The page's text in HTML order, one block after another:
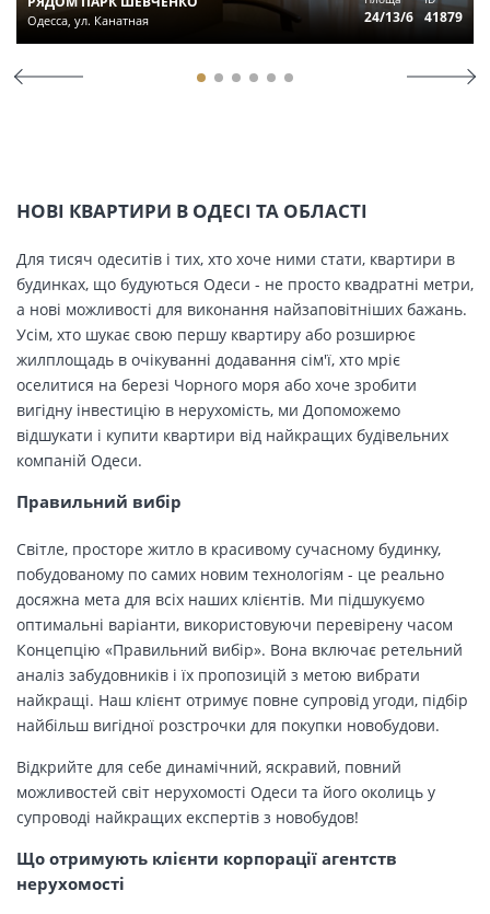
Одесса, ул. Канатная 24/13/6 41879
НОВІ КВАРТИРИ В ОДЕСІ ТА ОБЛАСТІ
Для тисяч одеситів і тих, хто хоче ними стати, квартири в
будинках, що будуються Одеси - не просто квадратні метри,
а нові можливості для виконання найзаповітніших бажань.
Усім, хто шукає свою першу квартиру або розширює
жилплощадь в очікуванні додавання сім'ї, хто мріє
оселитися на березі Чорного моря або хоче зробити
вигідну інвестицію в нерухомість, ми Допоможемо
відшукати і купити квартири від найкращих будівельних
компаній Одеси.
Правильний вибір
Світле, просторе житло в красивому сучасному будинку,
побудованому по самих новим технологіям - це реально
досяжна мета для всіх наших клієнтів. Ми підшукуємо
оптимальні варіанти, використовуючи перевірену часом
Концепцію «Правильний вибір». Вона включає ретельний
аналіз забудовників і їх пропозицій з метою вибрати
найкращі. Наш клієнт отримує повне супровід угоди, підбір
найбільш вигідної розстрочки для покупки новобудови.
Відкрийте для себе динамічний, яскравий, повний
можливостей світ нерухомості Одеси та його околиць у
супроводі найкращих експертів з новобудов!
Що отримують клієнти корпорації агентств
нерухомості